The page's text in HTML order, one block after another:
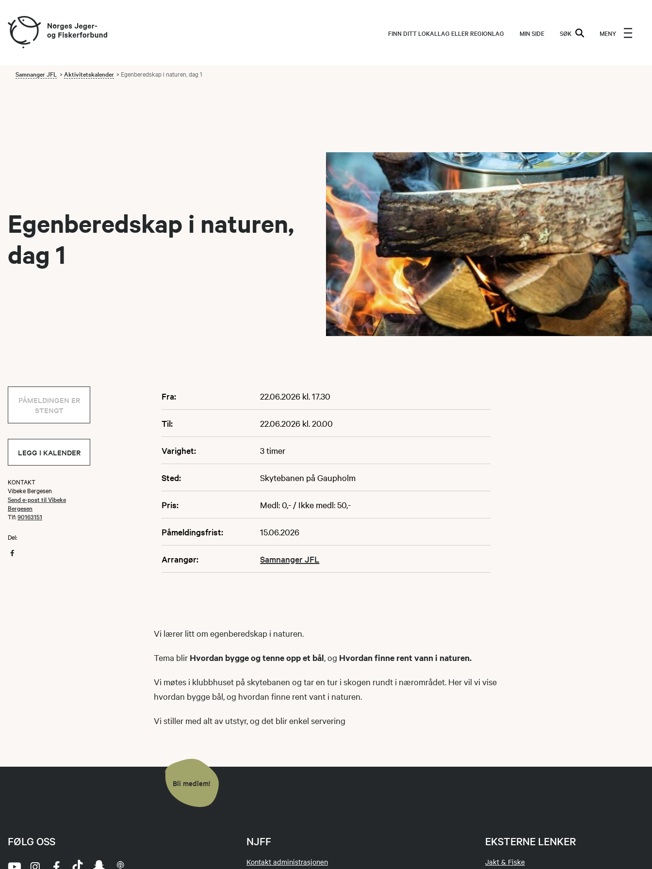
FINN DITT LOKALLAG ELLER REGIONLAG MIN SIDE SØK MENY
Samnanger JFL Aktivitetskalender Egenberedskap i naturen, dag 1
Egenberedskap i naturen,
dag 1
Fra: 22.06.2026 kl. 17.30
Til: 22.06.2026 kl. 20.00
Varighet: 3 timer
Sted: Skytebanen på Gaupholm
Pris: Medl: 0,- / Ikke medl: 50,-
Påmeldingsfrist: 15.06.2026
Arrangør: Samnanger JFL
PÅMELDINGEN ER
STENGT
LEGG I KALENDER
KONTAKT
Vibeke Bergesen
Send e-post til Vibeke
Bergesen
Tlf:90163151
Del:
Vi lærer litt om egenberedskap i naturen.
Tema blir Hvordan bygge og tenne opp et bål, og Hvordan finne rent vann i naturen.
Vi møtes i klubbhuset på skytebanen og tar en tur i skogen rundt i nærområdet. Her vil vi vise
hvordan bygge bål, og hvordan finne rent vant i naturen.
Vi stiller med alt av utstyr, og det blir enkel servering
Bli medlem!
NJFF
Kontakt administrasjonen
EKSTERNE LENKER
Jakt & Fiske
FØLG OSS